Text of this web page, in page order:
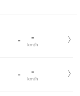
- -
km/h
- -
km/h